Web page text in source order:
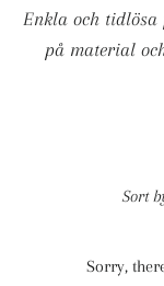
Enkla och tidlösa
på material
Sort
Sorry,